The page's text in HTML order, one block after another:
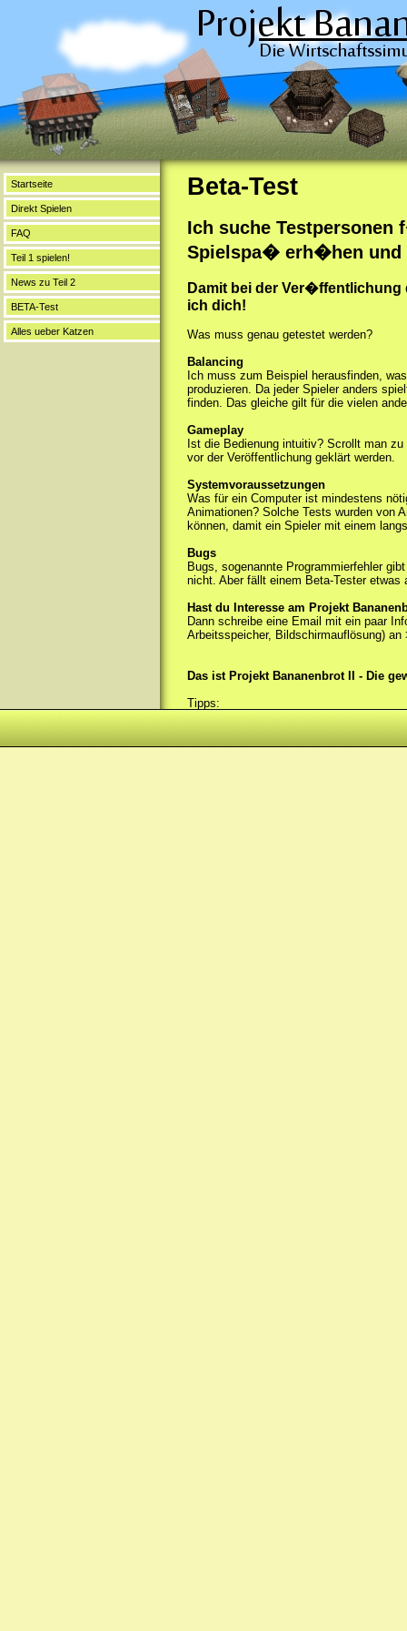
Startseite
Direkt Spielen
FAQ
Teil 1 spielen!
News zu Teil 2
BETA-Test
Alles ueber Katzen
Beta-Test
Ich suche Testpersonen
Spielspa� erh�hen und
Damit bei der
ich dich!
Was muss genau getestet werden?
Balancing
Ich muss zum Beispiel herausfinden,
produzieren. Da jeder Spieler anders
finden. Das gleiche gilt für die vielen
Gameplay
Ist die Bedienung intuitiv? Scrollt man
vor der Veröffentlichung geklärt werden.
Systemvoraussetzungen
Was für ein Computer ist mindestens
Animationen? Solche Tests wurden von
können, damit ein Spieler mit einem
Bugs
Bugs, sogenannte Programmierfehler
nicht. Aber fällt einem Beta-Tester
Hast du Interesse am Projekt
Dann schreibe eine Email mit ein paar
Arbeitsspeicher, Bildschirmauflösung)
Das ist Projekt Bananenbrot II - Die
Tipps: